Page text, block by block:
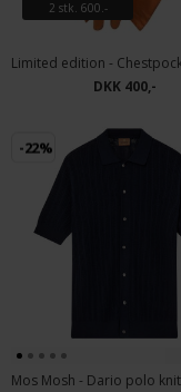
2 stk. 600.-
DKK 400,-
-22%